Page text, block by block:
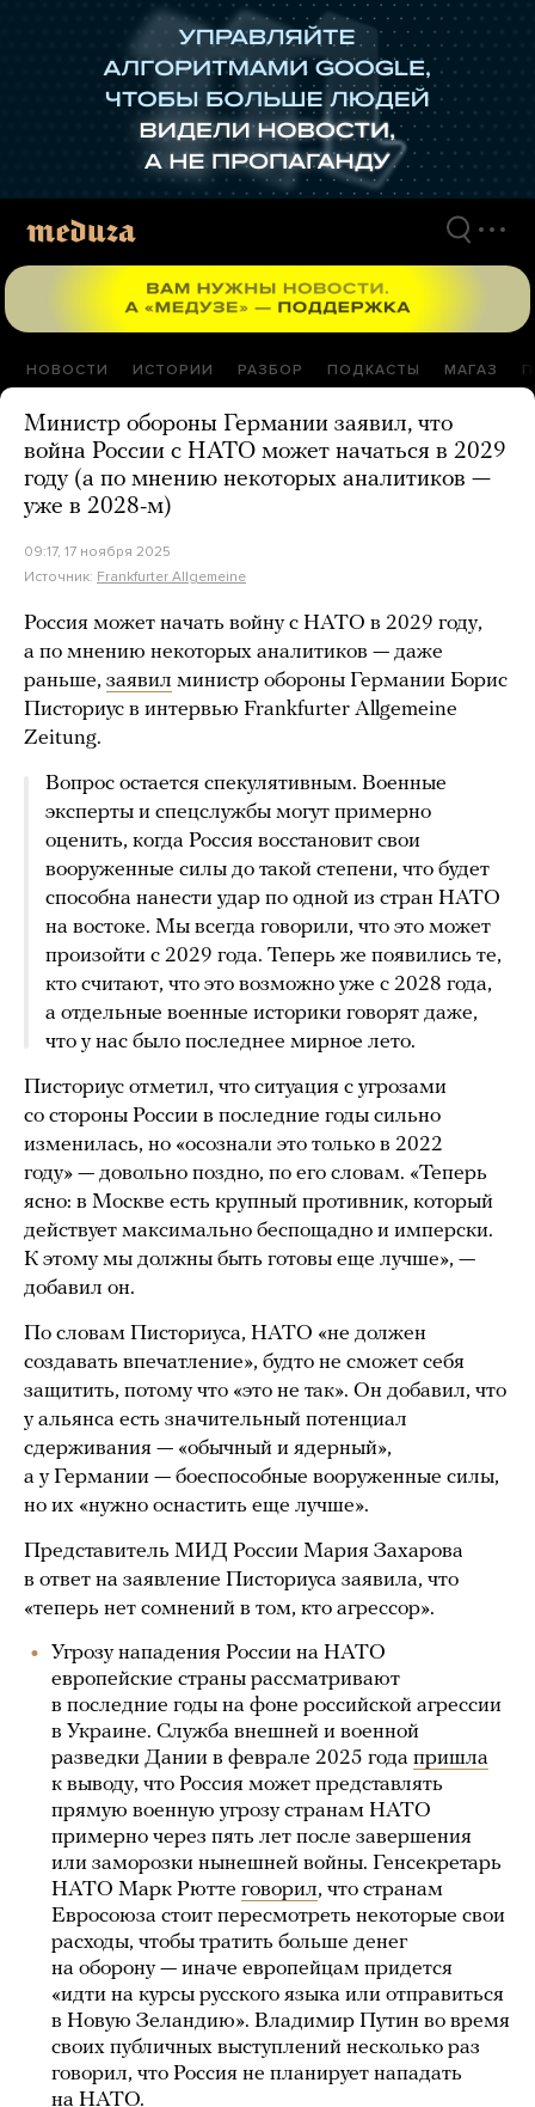
НОВОСТИ ИСТОРИИ РАЗБОР ПОДКАСТЫ МАГАЗ
Министр обороны Германии заявил, что
война России с НАТО может начаться в 2029
году (а по мнению некоторых аналитиков —
уже в 2028-м)
09:17, 17 ноября 2025
Источник: Frankfurter Allgemeine
Россия может начать войну с НАТО в 2029 году,
а по мнению некоторых аналитиков — даже
раньше, заявил министр обороны Германии Борис
Писториус в интервью Frankfurter Allgemeine
Zeitung.
Вопрос остается спекулятивным. Военные
эксперты и спецслужбы могут примерно
оценить, когда Россия восстановит свои
вооруженные силы до такой степени, что будет
способна нанести удар по одной из стран НАТО
на востоке. Мы всегда говорили, что это может
произойти с 2029 года. Теперь же появились те,
кто считают, что это возможно уже с 2028 года,
а отдельные военные историки говорят даже,
что у нас было последнее мирное лето.
Писториус отметил, что ситуация с угрозами
со стороны России в последние годы сильно
изменилась, но «осознали это только в 2022
году» — довольно поздно, по его словам. «Теперь
ясно: в Москве есть крупный противник, который
действует максимально беспощадно и имперски.
К этому мы должны быть готовы еще лучше», —
добавил он.
По словам Писториуса, НАТО «не должен
создавать впечатление», будто не сможет себя
защитить, потому что «это не так». Он добавил, что
у альянса есть значительный потенциал
сдерживания — «обычный и ядерный»,
а у Германии — боеспособные вооруженные силы,
но их «нужно оснастить еще лучше».
Представитель МИД России Мария Захарова
в ответ на заявление Писториуса заявила, что
«теперь нет сомнений в том, кто агрессор».
Угрозу нападения России на НАТО
европейские страны рассматривают
в последние годы на фоне российской агрессии
в Украине. Служба внешней и военной
разведки Дании в феврале 2025 года пришла
к выводу, что Россия может представлять
прямую военную угрозу странам НАТО
примерно через пять лет после завершения
или заморозки нынешней войны. Генсекретарь
НАТО Марк Рютте говорил, что странам
Евросоюза стоит пересмотреть некоторые свои
расходы, чтобы тратить больше денег
на оборону — иначе европейцам придется
«идти на курсы русского языка или отправиться
в Новую Зеландию». Владимир Путин во время
своих публичных выступлений несколько раз
говорил, что Россия не планирует нападать
на НАТО.